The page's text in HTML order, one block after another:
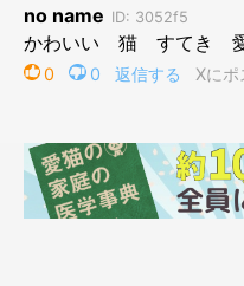
ソファの背もたれも飛び越
に全力でジャーンプ！！